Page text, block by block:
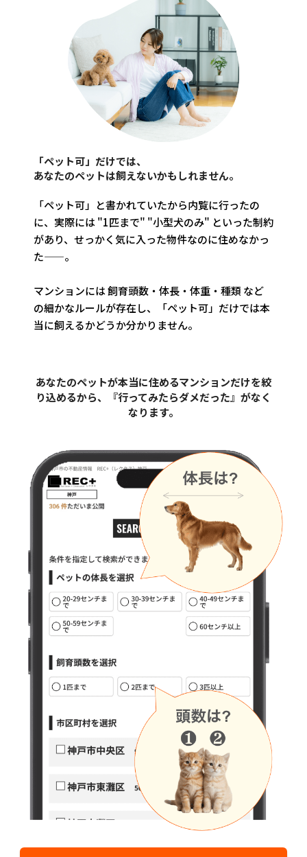
「ペット可」だけでは、
あなたのペットは飼えないかもしれません。
「ペット可」と書かれていたから内覧に行ったの
に、実際には "1匹まで" "小型犬のみ" といった制約
があり、せっかく気に入った物件なのに住めなかっ
た——。
マンションには 飼育頭数・体長・体重・種類 など
の細かなルールが存在し、「ペット可」だけでは本
当に飼えるかどうか分かりません。
あなたのペットが本当に住めるマンションだけを絞
り込めるから、
『行ってみたらダメだった』がなく
なります。